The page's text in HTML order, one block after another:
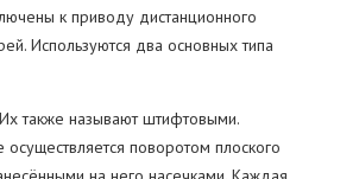
к приводу дистанционного
Используются два основных типа
также называют штифтовыми.
осуществляется поворотом плоского